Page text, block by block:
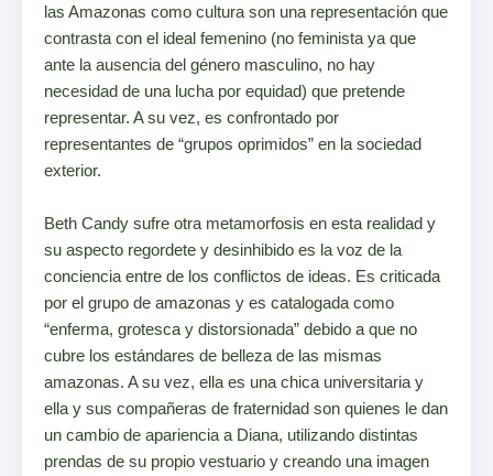
las Amazonas como cultura son una representación que
contrasta con el ideal femenino (no feminista ya que
ante la ausencia del género masculino, no hay
necesidad de una lucha por equidad) que pretende
representar. A su vez, es confrontado por
representantes de “grupos oprimidos” en la sociedad
exterior.
Beth Candy sufre otra metamorfosis en esta realidad y
su aspecto regordete y desinhibido es la voz de la
conciencia entre de los conflictos de ideas. Es criticada
por el grupo de amazonas y es catalogada como
“enferma, grotesca y distorsionada” debido a que no
cubre los estándares de belleza de las mismas
amazonas. A su vez, ella es una chica universitaria y
ella y sus compañeras de fraternidad son quienes le dan
un cambio de apariencia a Diana, utilizando distintas
prendas de su propio vestuario y creando una imagen